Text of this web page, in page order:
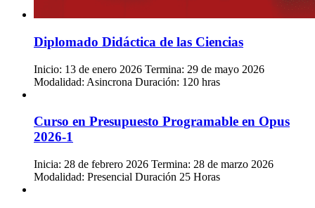
Diplomado Didáctica de las Ciencias
Inicio: 13 de enero 2026 Termina: 29 de mayo 2026
Modalidad: Asincrona Duración: 120 hras
Curso en Presupuesto Programable en Opus
2026-1
Inicia: 28 de febrero 2026 Termina: 28 de marzo 2026
Modalidad: Presencial Duración 25 Horas